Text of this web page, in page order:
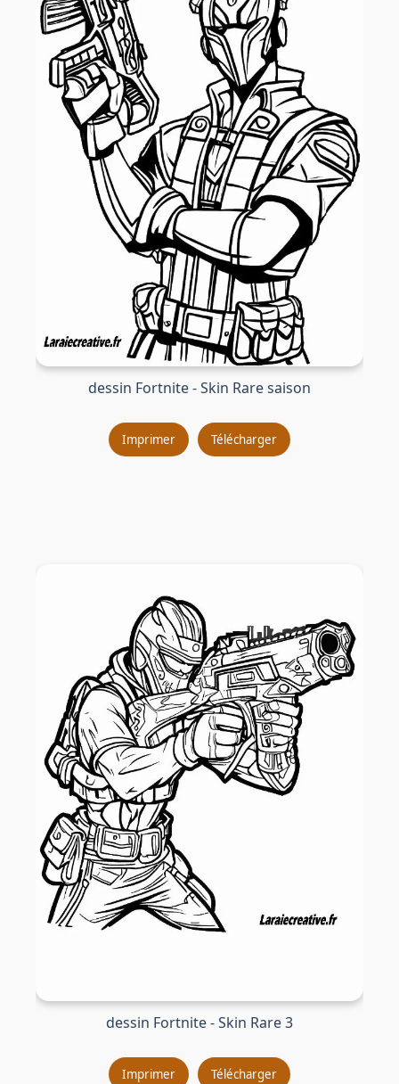
dessin Fortnite - Skin Rare saison
Imprimer Télécharger
dessin Fortnite - Skin Rare 3
Imprimer Télécharger